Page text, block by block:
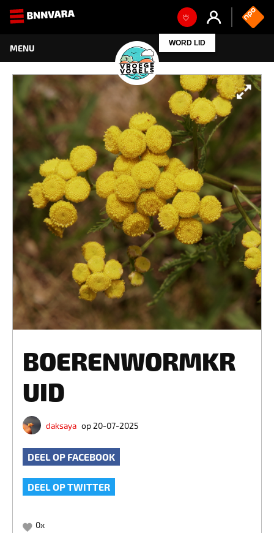
WORD LID
BOERENWORMKR
UID
daksaya op 20-07-2025
DEEL OP FACEBOOK
DEEL OP TWITTER
0x